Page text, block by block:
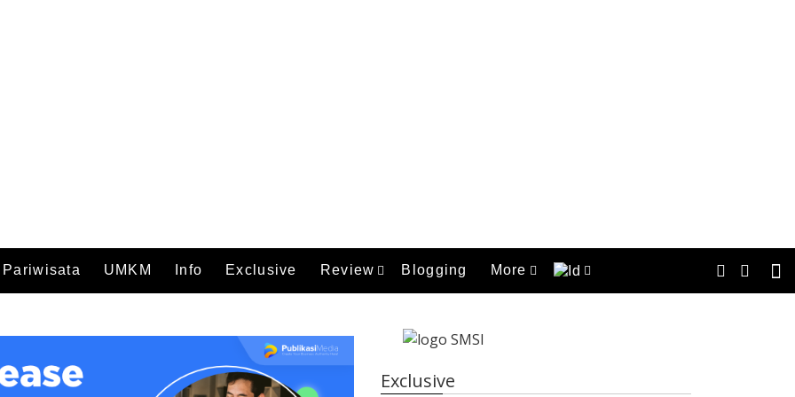
Pariwisata UMKM Info Exclusive Review Blogging More
Exclusive